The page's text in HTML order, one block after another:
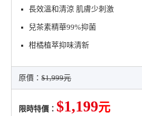
長效溫和清涼 肌膚少刺激
兒茶素精華99%抑菌
柑橘植萃抑味清新
原價：$1,999元
限時特價： $1,199元